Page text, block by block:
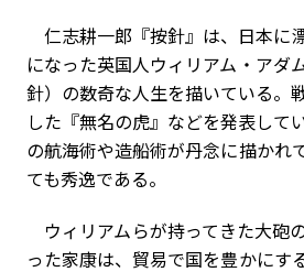
仁志耕一郎『按針』は、日本に
になった英国人ウィリアム・アダ
針）の数奇な人生を描いている。
した『無名の虎』などを発表して
の航海術や造船術が丹念に描かれ
ても秀逸である。
ウィリアムらが持ってきた大砲
った家康は、貿易で国を豊かにす